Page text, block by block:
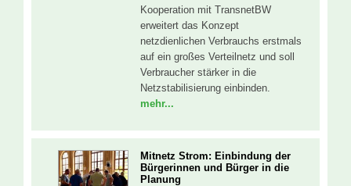
Kooperation mit TransnetBW
erweitert das Konzept
netzdienlichen Verbrauchs erstmals
auf ein großes Verteilnetz und soll
Verbraucher stärker in die
Netzstabilisierung einbinden.
mehr...
Mitnetz Strom: Einbindung der
Bürgerinnen und Bürger in die
Planung